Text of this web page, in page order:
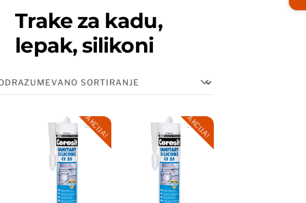
Trake za kadu,
lepak, silikoni
AKCIJA! AKCIJA!